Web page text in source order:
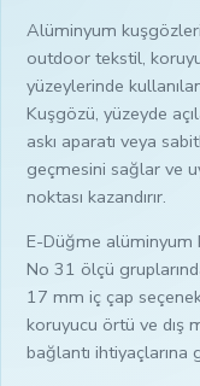
Alüminyum
outdoor tekstil,
yüzeylerinde
Kuşgözü, yüzeyde
askı aparatı veya
geçmesini sağlar ve
noktası kazandırır.
E-Düğme
No 31 ölçü
17 mm iç çap
koruyucu örtü ve dış
bağlantı